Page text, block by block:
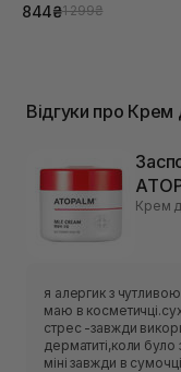
844₴1 299₴
Відгуки про Крем
Крем
я алергик з
маю в
стрес -завжди
дерматиті,коли
міні завжди в